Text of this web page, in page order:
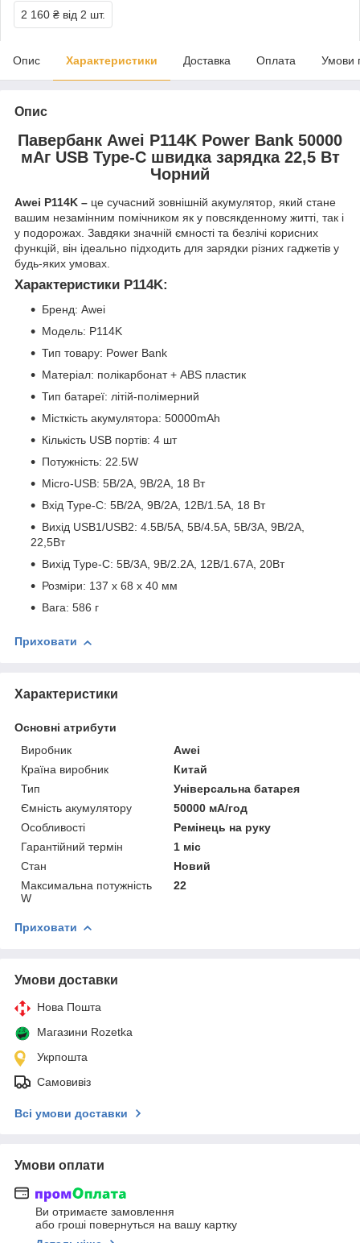
2 160 ₴ від 2 шт.
Опис Характеристики Доставка Оплата Умови
Опис
Павербанк Awei P114K Power Bank 50000
мАг USB Type-C швидка зарядка 22,5 Вт
Чорний
Awei P114K – це сучасний зовнішній акумулятор, який стане
вашим незамінним помічником як у повсякденному житті, так і
у подорожах. Завдяки значній ємності та безлічі корисних
функцій, він ідеально підходить для зарядки різних гаджетів у
будь-яких умовах.
Характеристики P114K:
Бренд: Awei
Модель: P114K
Тип товару: Power Bank
Матеріал: полікарбонат + ABS пластик
Тип батареї: літій-полімерний
Місткість акумулятора: 50000mAh
Кількість USB портів: 4 шт
Потужність: 22.5W
Micro-USB: 5В/2А, 9В/2А, 18 Вт
Вхід Type-C: 5В/2A, 9В/2A, 12В/1.5A, 18 Вт
Вихід USB1/USB2: 4.5В/5А, 5В/4.5А, 5В/3А, 9В/2А,
22,5Вт
Вихід Type-C: 5В/3A, 9В/2.2A, 12В/1.67A, 20Вт
Розміри: 137 х 68 х 40 мм
Вага: 586 г
Приховати
Характеристики
Основні атрибути
Виробник
Awei
Країна виробник
Китай
Тип
Універсальна батарея
Ємність акумулятору
50000 мА/год
Особливості
Ремінець на руку
Гарантійний термін
1 міс
Стан
Новий
Максимальна потужність
W
22
Приховати
Умови доставки
Нова Пошта
Магазини Rozetka
Укрпошта
Самовивіз
Всі умови доставки
Умови оплати
Ви отримаєте замовлення
або гроші повернуться на вашу картку